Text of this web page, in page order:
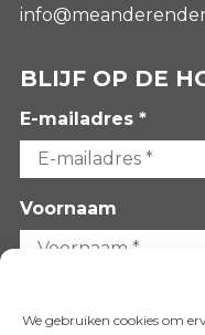
We gebruiken cookies om
BLIJF OP DE
E-mailadres *
Voornaam